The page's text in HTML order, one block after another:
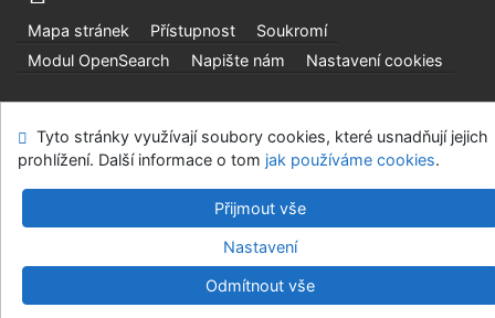
Mapa stránek Přístupnost
Soukromí
Modul OpenSearch
Napište nám Nastavení cookies
©1993-2026 IPACv.4.8.63a- Cosmotron Bohemia, s.r.o.
Tyto stránky využívají soubory cookies, které usnadňují jejich
prohlížení. Další informace o tom jak používáme cookies.
Přijmout vše
Nastavení
Odmítnout vše